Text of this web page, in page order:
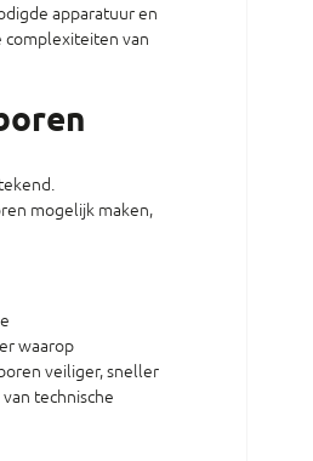
apparatuur en
complexiteiten van
mogelijk maken,
waarop
veiliger, sneller
technische